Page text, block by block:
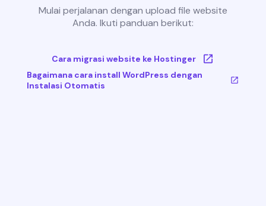
Mulai perjalanan dengan upload file website
Anda. Ikuti panduan berikut:
Cara migrasi website ke Hostinger
Bagaimana cara install WordPress dengan
Instalasi Otomatis